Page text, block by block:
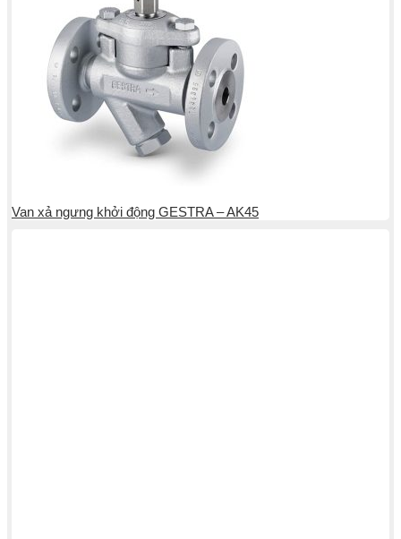
Van xả ngưng khởi động GESTRA – AK45